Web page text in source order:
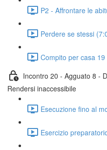
P2 - Affrontare le
Perdere se stessi
Compito per casa
Incontro 20 - Agguato 8 -
Rendersi inaccessibile
Esecuzione fino al
Esercizio